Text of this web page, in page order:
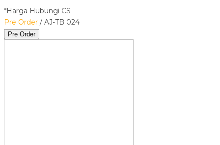
*Harga Hubungi CS
Pre Order / AJ-TB 024
Pre Order